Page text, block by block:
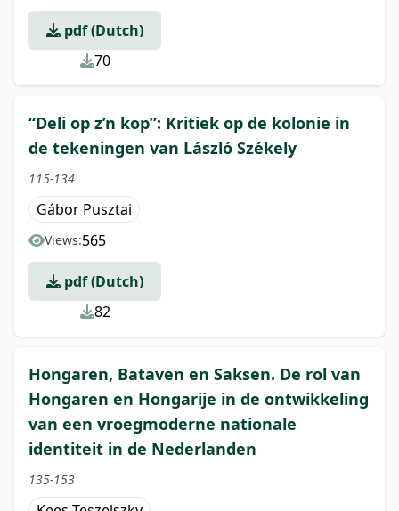
pdf (Dutch)
70
“Deli op z’n kop”: Kritiek op de kolonie in
de tekeningen van László Székely
115-134
Gábor Pusztai
Views:565
pdf (Dutch)
82
Hongaren, Bataven en Saksen. De rol van
Hongaren en Hongarije in de ontwikkeling
van een vroegmoderne nationale
identiteit in de Nederlanden
135-153